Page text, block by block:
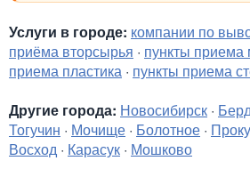
Услуги в городе: компании по
приёма вторсырья · пункты приема
приема пластика · пункты приема
Другие города: Новосибирск ·
Тогучин · Мочище · Болотное ·
Восход · Карасук · Мошково